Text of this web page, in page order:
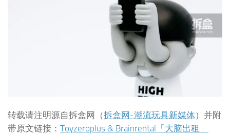
转载请注明源自拆盒网（拆盒网-潮流玩具新媒体）并附
带原文链接： Toyzeroplus & Brainrental「大脑出租」